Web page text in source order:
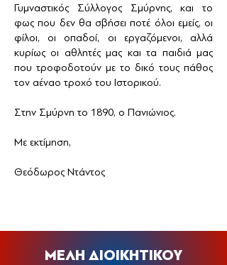
Γυμναστικός Σύλλογος Σμύρνης, και το
φως που δεν θα σβήσει ποτέ όλοι εμείς, οι
φίλοι, οι οπαδοί, οι εργαζόμενοι, αλλά
κυρίως οι αθλητές μας και τα παιδιά μας
που τροφοδοτούν με το δικό τους πάθος
τον αέναο τροχό του Ιστορικού.
Στην Σμύρνη το 1890, ο Πανιώνιος.
Με εκτίμηση,
Θεόδωρος Ντάντος
ΜΕΛΗ ΔΙΟΙΚΗΤΙΚΟΥ